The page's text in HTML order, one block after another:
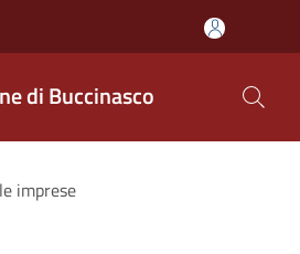
di Buccinasco
imprese